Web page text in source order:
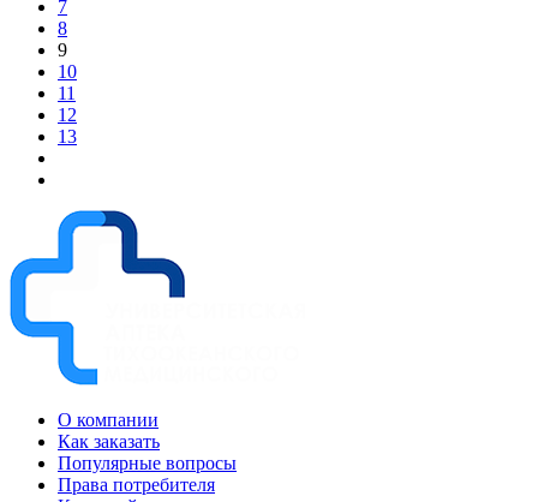
7
8
9
10
11
12
13
О компании
Как заказать
Популярные вопросы
Права потребителя